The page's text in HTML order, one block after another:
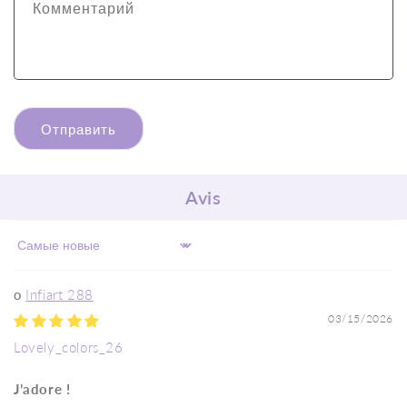
Комментарий
Отправить
Avis
Sort by
Infiart 288
03/15/2026
Lovely_colors_26
J’adore !